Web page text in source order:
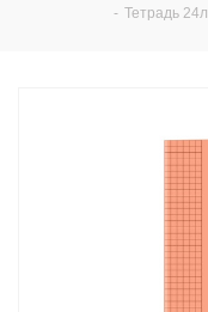
- Тетрадь